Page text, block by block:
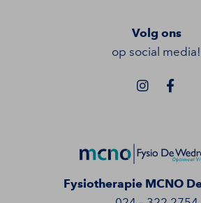
Volg ons
op social media!
Fysiotherapie MCNO